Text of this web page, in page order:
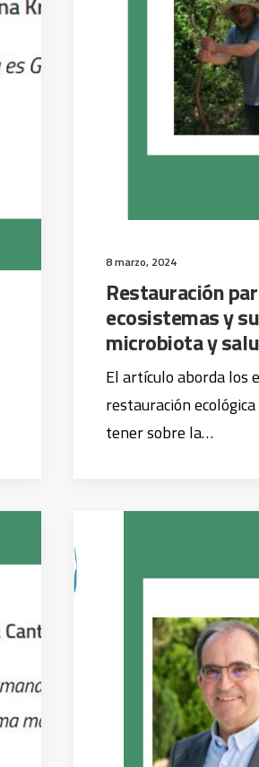
8 marzo, 2024
Restauración
ecosistemas y
microbiota y
El artículo aborda los
restauración
tener sobre la…